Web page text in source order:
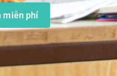
miễn phí